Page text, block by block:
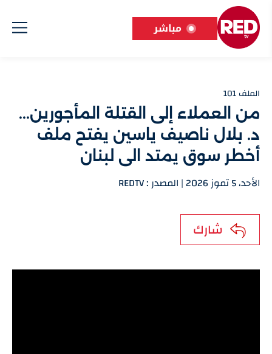
مباشر
الملف 101
من العملاء إلى القتلة المأجورين...
د. بلال ناصيف ياسين يفتح ملف
أخطر سوق يمتد الى لبنان
الأحد، 5 تموز 2026 | المصدر : REDTV
شارك